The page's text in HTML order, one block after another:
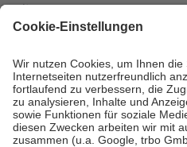
mit.
Grundsätzlich leisten Mitglieder
höchstens zehn Euro.
Es sind
Kosten der Leistung zu entrichten.
Diese Regeln gelten grundsätzlich
Bei Heilmitteln und häuslicher
Zuzahlung zehn Prozent der
Verordnung.